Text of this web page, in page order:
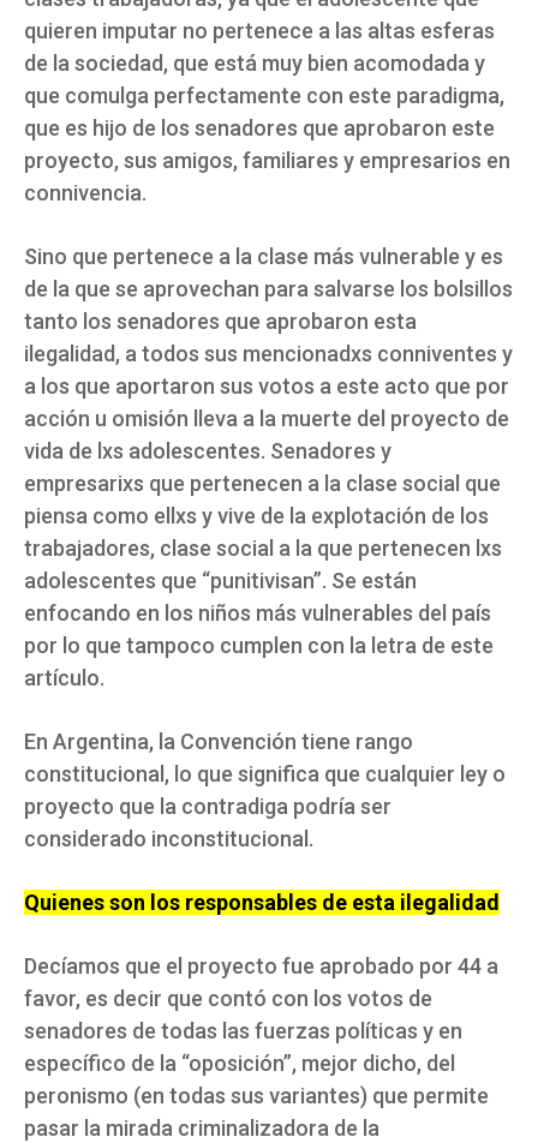
quieren imputar no pertenece a las altas esferas
de la sociedad, que está muy bien acomodada y
que comulga perfectamente con este paradigma,
que es hijo de los senadores que aprobaron este
proyecto, sus amigos, familiares y empresarios en
connivencia.
Sino que pertenece a la clase más vulnerable y es
de la que se aprovechan para salvarse los bolsillos
tanto los senadores que aprobaron esta
ilegalidad, a todos sus mencionadxs conniventes y
a los que aportaron sus votos a este acto que por
acción u omisión lleva a la muerte del proyecto de
vida de lxs adolescentes. Senadores y
empresarixs que pertenecen a la clase social que
piensa como ellxs y vive de la explotación de los
trabajadores, clase social a la que pertenecen lxs
adolescentes que “punitivisan”. Se están
enfocando en los niños más vulnerables del país
por lo que tampoco cumplen con la letra de este
artículo.
En Argentina, la Convención tiene rango
constitucional, lo que significa que cualquier ley o
proyecto que la contradiga podría ser
considerado inconstitucional.
Quienes son los responsables de esta ilegalidad
Decíamos que el proyecto fue aprobado por 44 a
favor, es decir que contó con los votos de
senadores de todas las fuerzas políticas y en
específico de la “oposición”, mejor dicho, del
peronismo (en todas sus variantes) que permite
pasar la mirada criminalizadora de la